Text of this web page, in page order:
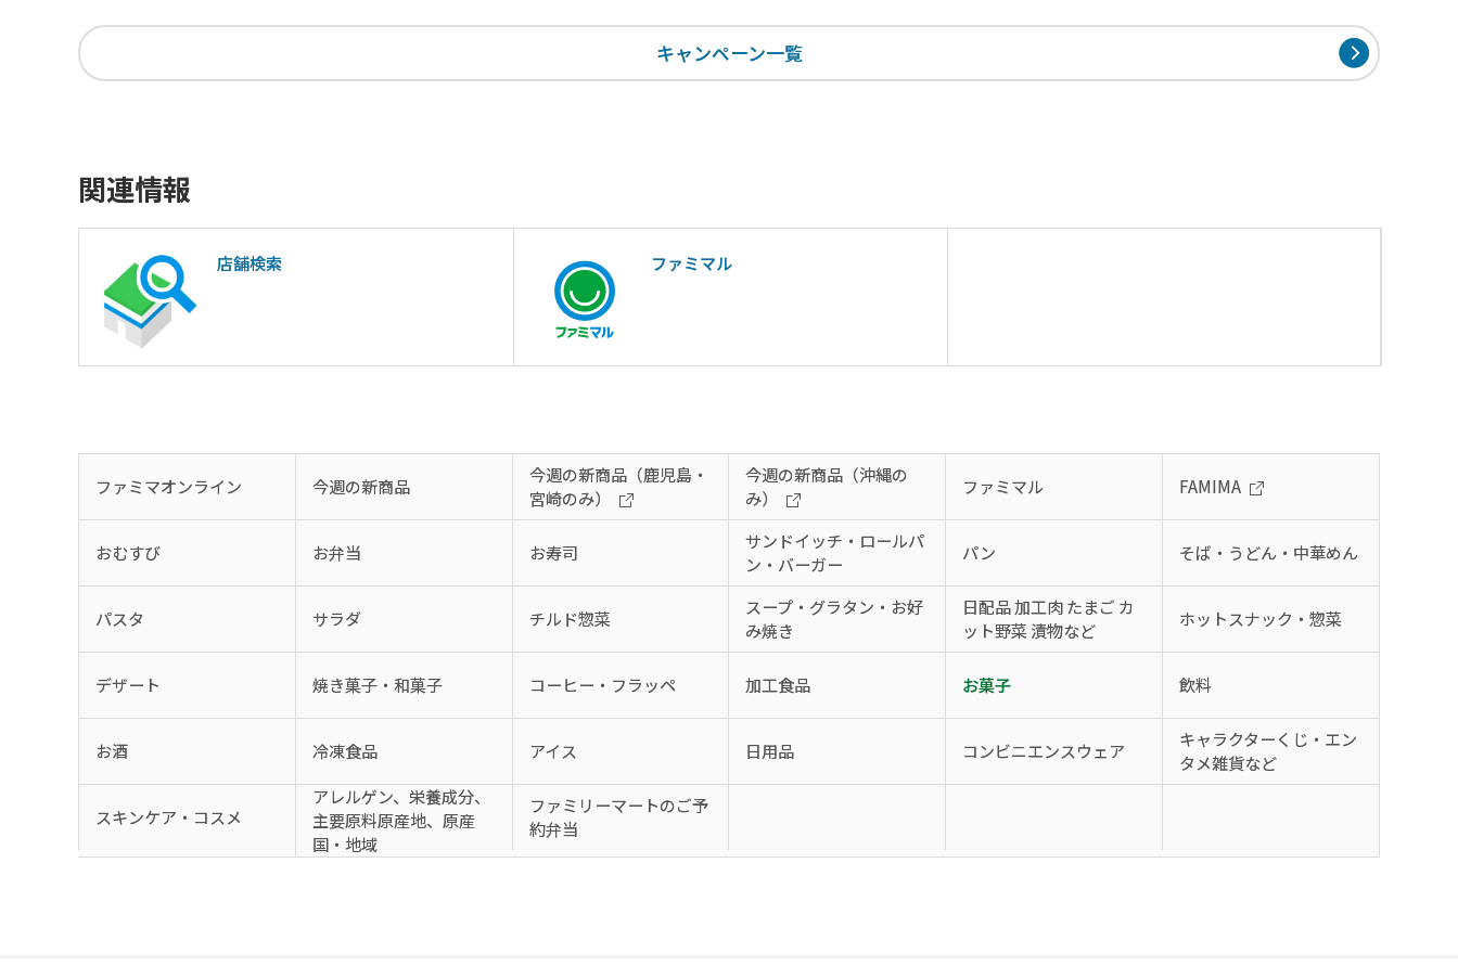
キャンペーン一覧
関連情報
店舗検索 ファミマル
ファミマオンライン 今週の新商品
今週の新商品（鹿児島・
宮崎のみ）
今週の新商品（沖縄の
み）
ファミマル FAMIMA
おむすび お弁当 お寿司
サンドイッチ・ロールパ
ン・バーガー
パン そば・うどん・中華めん
パスタ サラダ チルド惣菜
スープ・グラタン・お好
み焼き
日配品 加工肉 たまご カ
ット野菜 漬物など
ホットスナック・惣菜
デザート 焼き菓子・和菓子 コーヒー・フラッペ 加工食品 お菓子 飲料
お酒 冷凍食品 アイス 日用品 コンビニエンスウェア
キャラクターくじ・エン
タメ雑貨など
スキンケア・コスメ
アレルゲン、栄養成分、
主要原料原産地、原産
国・地域
ファミリーマートのご予
約弁当